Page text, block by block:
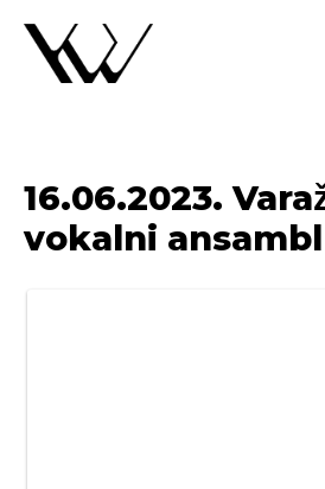
16.06.2023.
vokalni ansambl